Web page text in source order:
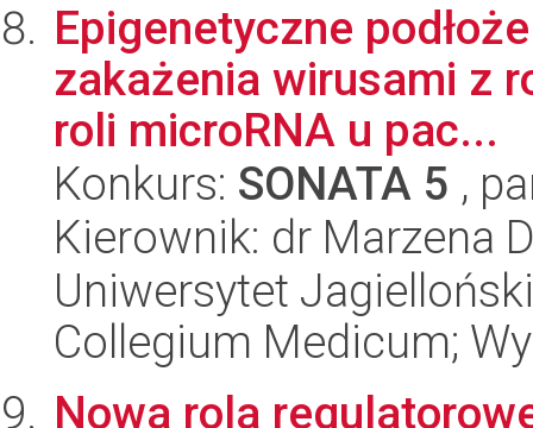
Epigenetyczne
zakażenia wirusami z
roli microRNA u pac...
Konkurs: SONATA 5 ,
Kierownik: dr Marzena
Uniwersytet
Collegium Medicum;
Nowa rola